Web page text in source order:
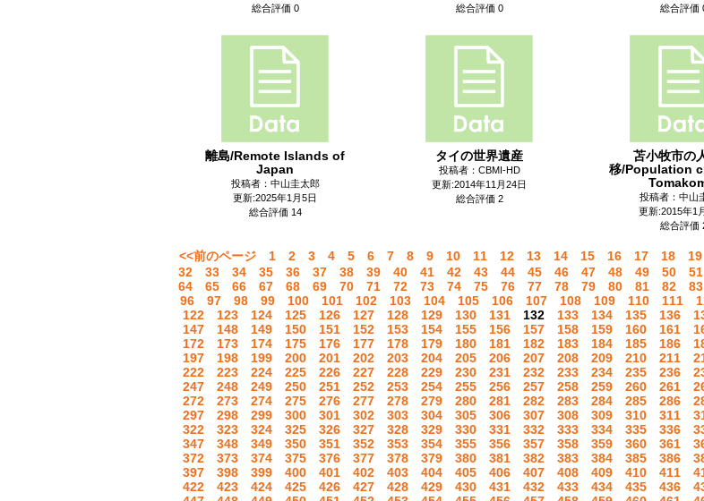
総合評価 0
総合評価 0
総合評価
離島/Remote Islands of
Japan
投稿者：中山圭太郎
更新:2025年1月5日
総合評価 14
タイの世界遺産
投稿者：CBMI-HD
更新:2014年11月24日
総合評価 2
苫小牧市の
移/Population
投稿者：中山
更新:2015年1
総合評価
<<前のページ 1 2 3 4 5 6 7 8 9 10 11 12 13 14 15 16 17 18 19
32
33 34 35 36 37 38 39 40 41 42 43 44 45 46 47 48 49 50 51
64
65 66 67 68 69 70 71 72 73 74 75 76 77 78 79 80 81 82 83
96
97 98 99 100 101 102 103 104 105 106 107 108 109 110 111
122
123 124 125 126 127 128 129 130 131 132 133 134 135 136
147
148 149 150 151 152 153 154 155 156 157 158 159 160 161
172
173 174 175 176 177 178 179 180 181 182 183 184 185 186
197
198 199 200 201 202 203 204 205 206 207 208 209 210 211
222
223 224 225 226 227 228 229 230 231 232 233 234 235 236
247
248 249 250 251 252 253 254 255 256 257 258 259 260 261
272
273 274 275 276 277 278 279 280 281 282 283 284 285 286
297
298 299 300 301 302 303 304 305 306 307 308 309 310 311
322
323 324 325 326 327 328 329 330 331 332 333 334 335 336
347
348 349 350 351 352 353 354 355 356 357 358 359 360 361
372
373 374 375 376 377 378 379 380 381 382 383 384 385 386
397
398 399 400 401 402 403 404 405 406 407 408 409 410 411
422
423 424 425 426 427 428 429 430 431 432 433 434 435 436